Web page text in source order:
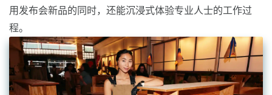
用发布会新品的同时，还能沉浸式体验专业人士的工作过
程。